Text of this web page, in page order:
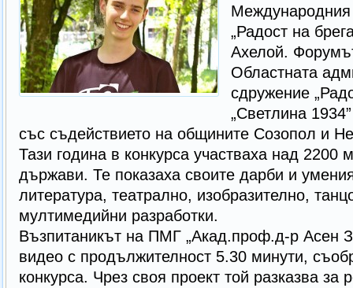
Международния
„Радост на
Ахелой.
Областната
сдружение
„Светлина
със съдействието на общините Созопол и
Тази година в конкурса участваха над 2200
държави. Те показаха своите дарби и
литература, театрално, изобразително,
мултимедийни разработки.
Възпитаникът на ПМГ „Акад.проф.д-р Асен
видео с продължителност 5.30 минути,
конкурса. Чрез своя проект той разказва за